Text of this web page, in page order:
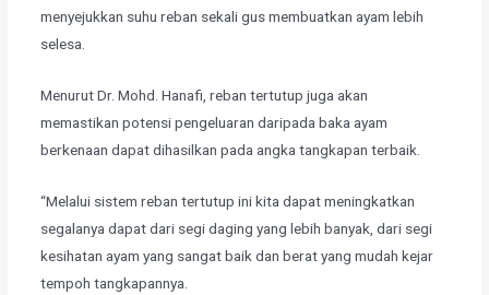
menyejukkan suhu reban sekali gus membuatkan ayam lebih
selesa.
Menurut Dr. Mohd. Hanafi, reban tertutup juga akan
memastikan potensi pengeluaran daripada baka ayam
berkenaan dapat dihasilkan pada angka tangkapan terbaik.
“Melalui sistem reban tertutup ini kita dapat meningkatkan
segalanya dapat dari segi daging yang lebih banyak, dari segi
kesihatan ayam yang sangat baik dan berat yang mudah kejar
tempoh tangkapannya.